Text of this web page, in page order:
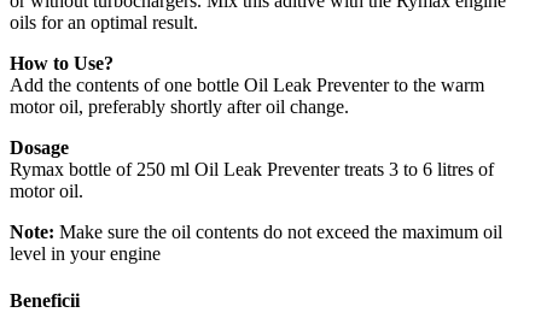
oils for an optimal result.
How to Use?
Add the contents of one bottle Oil Leak Preventer to the warm
motor oil, preferably shortly after oil change.
Dosage
Rymax bottle of 250 ml Oil Leak Preventer treats 3 to 6 litres of
motor oil.
Note: Make sure the oil contents do not exceed the maximum oil
level in your engine
Beneficii